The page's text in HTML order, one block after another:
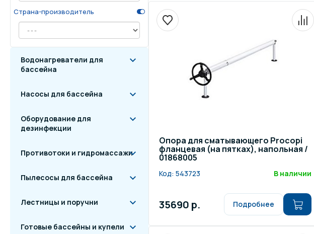
Инвентарь для отдыха
Освещение и подсветка для
Отделочные материалы
Страна-производитель
Водонагреватели для
бассейна
Насосы для бассейна
Оборудование для
дезинфекции
Противотоки и гидромассажи
Пылесосы для бассейна
Лестницы и поручни
Готовые бассейны и купели
Опора для сматывающего Procopi
фланцевая (на пятках), напольная /
01868005
Код: 543723 В наличии
35690 р. Подробнее